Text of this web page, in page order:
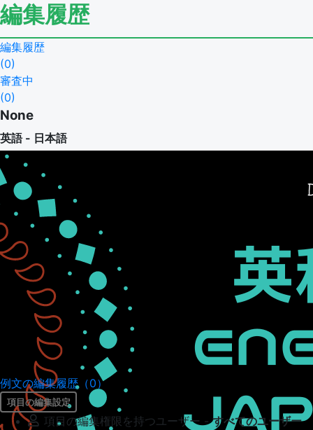
編集履歴
編集履歴
(0)
審査中
(0)
None
英語 - 日本語
例文の編集履歴（0）
項目の編集設定
項目の編集権限を持つユーザー -すべてのユーザー